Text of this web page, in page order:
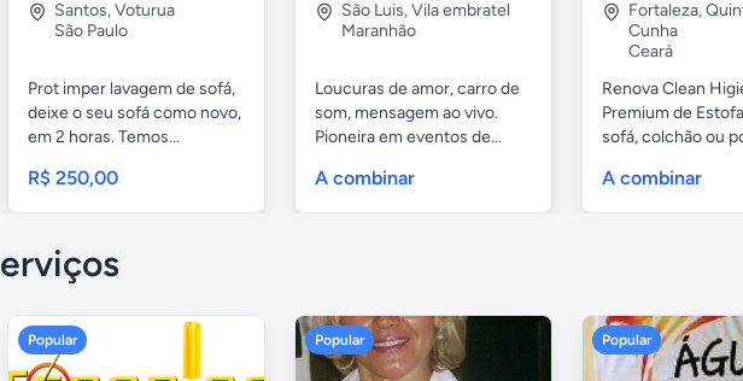
Santos,Voturua
São Paulo
Prot imper lavagem de sofá,
deixe o seu sofá como novo,
em 2 horas. Temos...
R$ 250,00
São Luis,Vila embratel
Maranhão
Loucuras de amor, carro de
som, mensagem ao vivo.
Pioneira em eventos de...
A combinar
Fortaleza,
Cunha
Ceará
Renova Clean
Premium de
sofá, colchão ou
A combinar
Popular Popular Popular